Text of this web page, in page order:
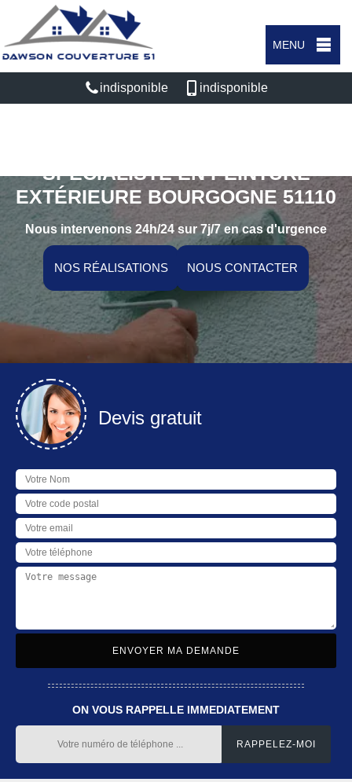
MENU
indisponible indisponible
SPÉCIALISTE EN PEINTURE
EXTÉRIEURE BOURGOGNE 51110
Nous intervenons 24h/24 sur 7j/7 en cas d'urgence
NOS RÉALISATIONS NOUS CONTACTER
Devis gratuit
ON VOUS RAPPELLE IMMEDIATEMENT